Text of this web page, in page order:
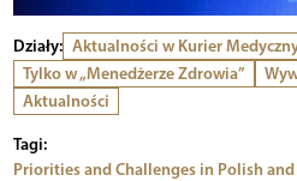
Działy: Aktualności w Kurier
Tylko w „Menedżerze Zdrowia”
Aktualności
Tagi:
Priorities and Challenges in Polish